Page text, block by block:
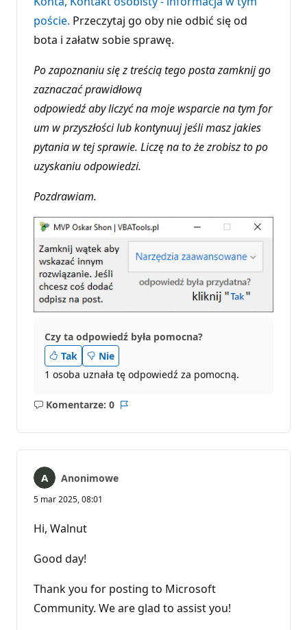
poście. Przeczytaj go oby nie odbić się od
bota i załatw sobie sprawę.
Po zapoznaniu się z treścią tego posta zamknij go
zaznaczać prawidłową
odpowiedź aby liczyć na moje wsparcie na tym for
um w przyszłości lub kontynuuj jeśli masz jakies
pytania w tej sprawie. Liczę na to że zrobisz to po
uzyskaniu odpowiedzi.
Pozdrawiam.
Czy ta odpowiedź była pomocna?
Tak
Nie
1 osoba uznała tę odpowiedź za pomocną.
Komentarze: 0
Brak
Anonimowe
5 mar 2025, 08:01
Hi, Walnut
Good day!
Thank you for posting to Microsoft
Community. We are glad to assist you!